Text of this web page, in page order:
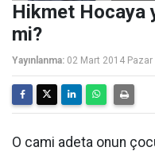
Hikmet Hocaya
mi?
Yayınlanma: 02 Mart 2014 Pazar
O cami adeta onun